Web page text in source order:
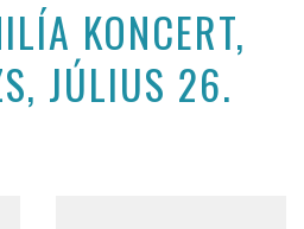
KONCERT,
JÚLIUS 26.